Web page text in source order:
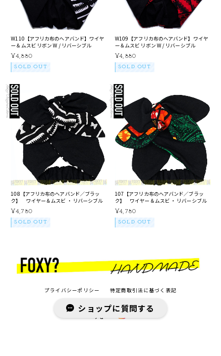
W110【アフリカ布のヘアバンド】ワイヤ
ー＆ムスビ リボン W / リバーシブル
¥4,880
SOLD OUT
W109【アフリカ布のヘアバンド】ワイヤ
ー＆ムスビ リボン W / リバーシブル
¥4,880
SOLD OUT
108【アフリカ布のヘアバンド／ブラッ
ク】 ワイヤー＆ムスビ ・ リバーシブル
¥4,780
SOLD OUT
107【アフリカ布のヘアバンド／ブラッ
ク】 ワイヤー＆ムスビ ・ リバーシブル
¥4,780
SOLD OUT
プライバシーポリシー 特定商取引法に基づく表記
ショップに質問する